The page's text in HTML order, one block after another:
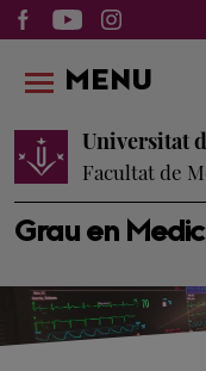
Grau en
Universitat
Facultat de
MENU